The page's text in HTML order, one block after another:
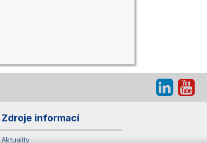
Zdroje informací
Aktuality